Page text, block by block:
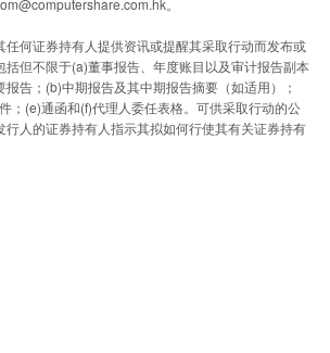
。
任何证券持有人提供资讯或提醒其采取行动而发布或
括但不限于(a)董事报告、年度账目以及审计报告副本
告；(b)中期报告及其中期报告摘要（如适用）；
；(e)通函和(f)代理人委任表格。可供采取行动的公
行人的证券持有人指示其拟如何行使其有关证券持有